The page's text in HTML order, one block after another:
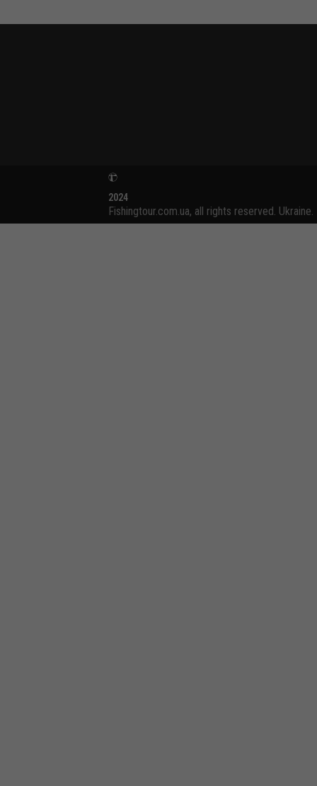
2024
Fishingtour.com.ua, all rights reserved. Ukraine.